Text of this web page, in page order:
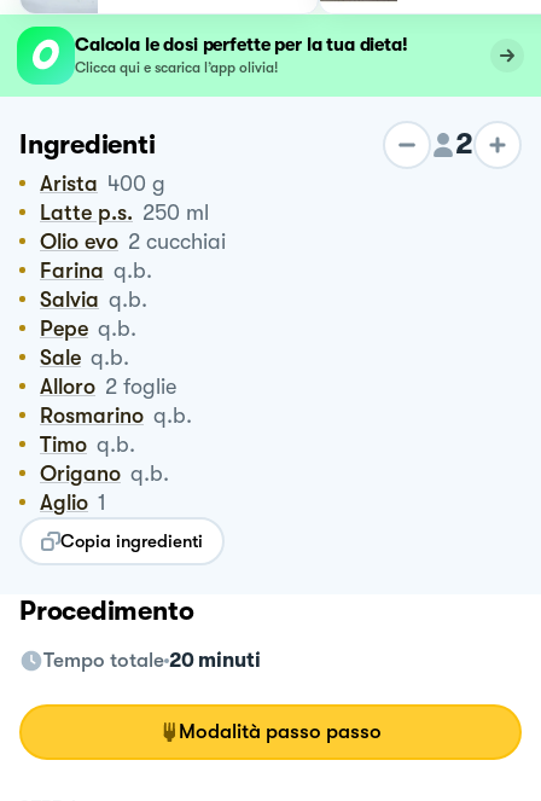
Calcola le dosi perfette per la tua dieta!
Clicca qui e scarica l’app olivia!
Ingredienti 2
Arista 400 g
Latte p.s. 250 ml
Olio evo 2 cucchiai
Farina q.b.
Salvia q.b.
Pepe q.b.
Sale q.b.
Alloro 2 foglie
Rosmarino q.b.
Timo q.b.
Origano q.b.
Aglio 1
Copia ingredienti
Procedimento
Tempo totale 20 minuti
Modalità passo passo